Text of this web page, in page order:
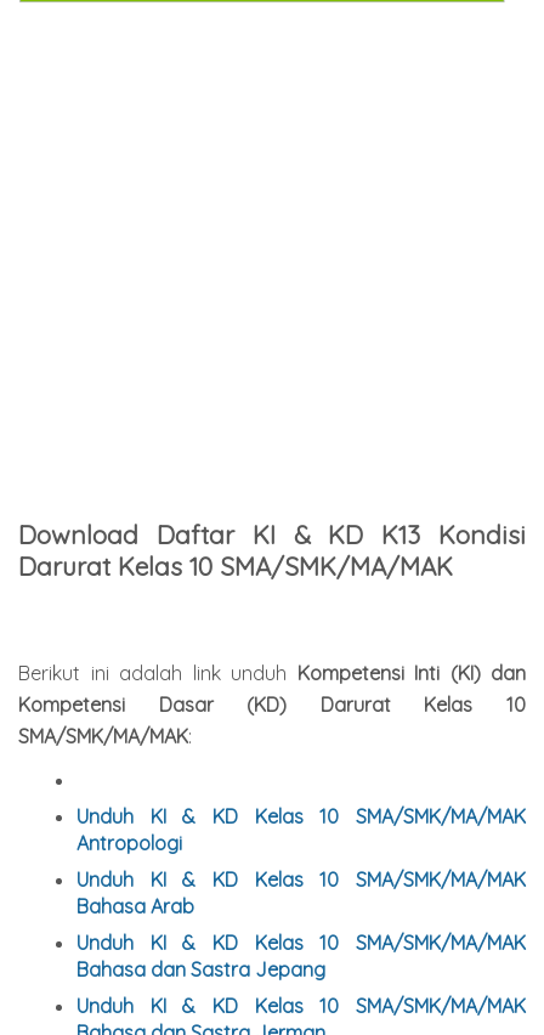
Download Daftar KI & KD K13 Kondisi
Darurat Kelas 10 SMA/SMK/MA/MAK
Berikut ini adalah link unduh Kompetensi Inti (KI) dan
Kompetensi Dasar (KD) Darurat Kelas 10
SMA/SMK/MA/MAK:
Unduh KI & KD Kelas 10 SMA/SMK/MA/MAK
Antropologi
Unduh KI & KD Kelas 10 SMA/SMK/MA/MAK
Bahasa Arab
Unduh KI & KD Kelas 10 SMA/SMK/MA/MAK
Bahasa dan Sastra Jepang
Unduh KI & KD Kelas 10 SMA/SMK/MA/MAK